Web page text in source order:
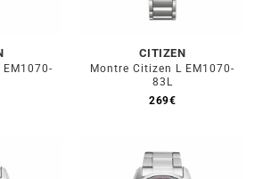
CITIZEN
Montre Citizen L EM1070-
83L
269€